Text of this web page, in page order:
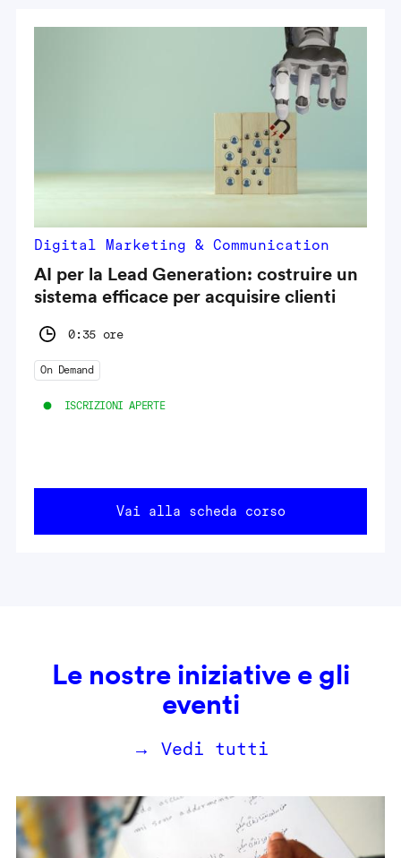
Digital Marketing & Communication
AI per la Lead Generation: costruire un
sistema efficace per acquisire clienti
0:35 ore
On Demand
ISCRIZIONI APERTE
Vai alla scheda corso
Le nostre iniziative e gli
eventi
→ Vedi tutti